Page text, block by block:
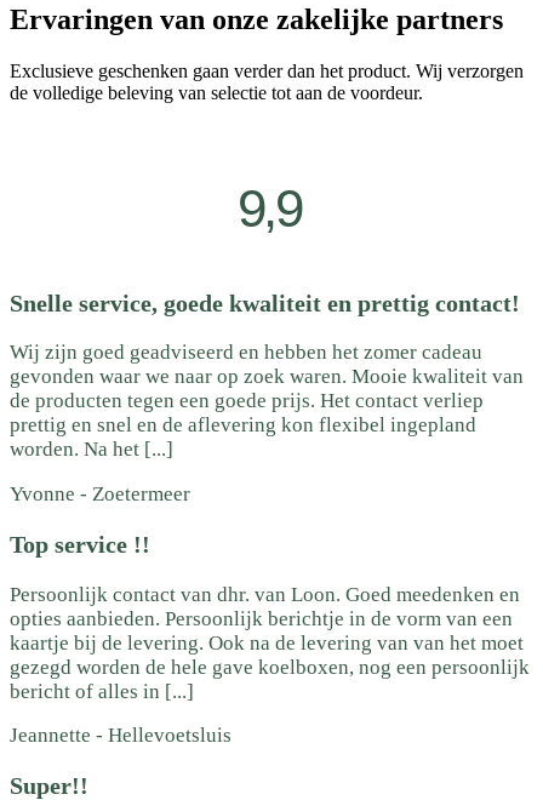
Ervaringen van onze zakelijke partners
Exclusieve geschenken gaan verder dan het product. Wij verzorgen
de volledige beleving van selectie tot aan de voordeur.
9,9
Snelle service, goede kwaliteit en prettig contact!
Wij zijn goed geadviseerd en hebben het zomer cadeau
gevonden waar we naar op zoek waren. Mooie kwaliteit van
de producten tegen een goede prijs. Het contact verliep
prettig en snel en de aflevering kon flexibel ingepland
worden. Na het [...]
Yvonne - Zoetermeer
Top service !!
Persoonlijk contact van dhr. van Loon. Goed meedenken en
opties aanbieden. Persoonlijk berichtje in de vorm van een
kaartje bij de levering. Ook na de levering van van het moet
gezegd worden de hele gave koelboxen, nog een persoonlijk
bericht of alles in [...]
Jeannette - Hellevoetsluis
Super!!